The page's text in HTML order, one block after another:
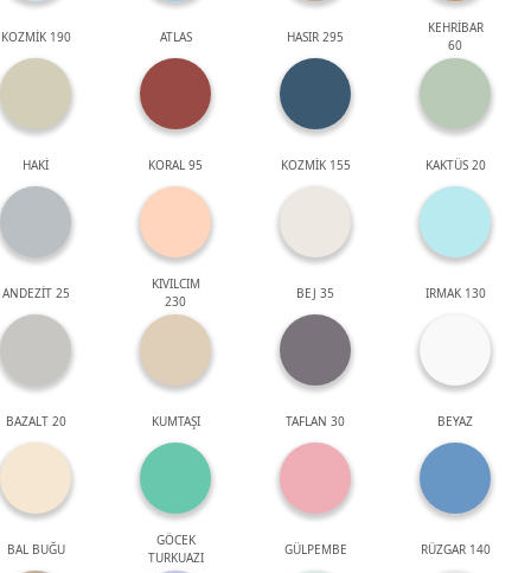
KOZMİK 190 ATLAS HASIR 295
KEHRİBAR
60
HAKİ KORAL 95 KOZMİK 155 KAKTÜS 20
ANDEZİT 25
KIVILCIM
230
BEJ 35 IRMAK 130
BAZALT 20 KUMTAŞI TAFLAN 30 BEYAZ
BAL BUĞU
GÖCEK
TURKUAZI
GÜLPEMBE RÜZGAR 140